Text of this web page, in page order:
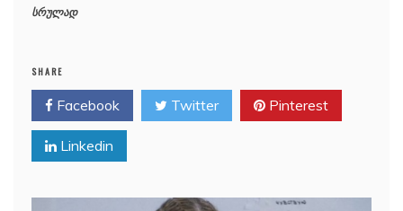
სრულად
SHARE
Facebook Twitter Pinterest
Linkedin